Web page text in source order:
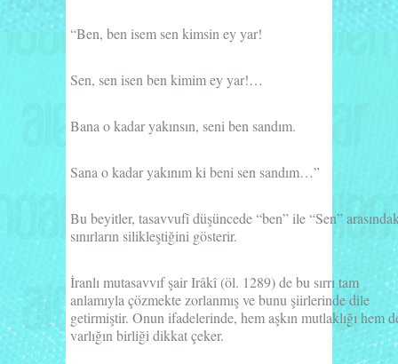
“Ben, ben isem sen kimsin ey yar!
Sen, sen isen ben kimim ey yar!…
Bana o kadar yakınsın, seni ben sandım.
Sana o kadar yakınım ki beni sen sandım…”
Bu beyitler, tasavvufî düşüncede“ben” ile“Sen”
sınırların silikleştiğini gösterir.
İranlı mutasavvıf şairIrâkî(öl. 1289) de bu sırrı tam
anlamıyla çözmekte zorlanmış ve bunu şiirlerinde dile
getirmiştir. Onun ifadelerinde, hem aşkın mutlaklığı hem
varlığın birliği dikkat çeker.